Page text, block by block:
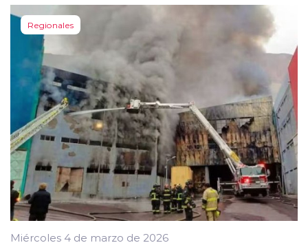
Regionales
Miércoles 4 de marzo de 2026